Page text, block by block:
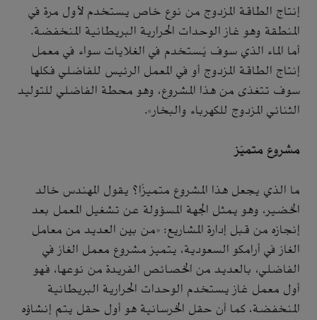
إنتاج الطاقة المزدوج من نوع خاص يستخدم لأول مرة في
المنطقة وهو غاز الوحدات الحرارية البريطانية المنخفضة.
أما الماء الذي سوف يُستخدم في الغلايات سواء في معمل
إنتاج الطاقة المزدوج أو في المعمل الرئيس للفاضلي فكلها
سوف تتغذى من هذا المشروع، وهو محطة الفاضلي للتوليد
الثنائي المزدوج للكهرباء والبخار».
مشروع متميّز
ما الذي يجعل هذا المشروع متميزًا؟ يقول المهندس خالد
الخضير، وهو يمثل الجهة المسؤولة عن تشغيل المعمل بعد
إنجازه من قبل إدارة المشاريع: «من بين العديد من معامل
الغاز في أرامكو السعودية، يتميز مشروع معمل الغاز في
الفاضلي، بالعديد من الخصائص الفريدة من نوعها، فهو
أول معمل غاز يستخدم الوحدات الحرارية البريطانية
المنخفضة، كما أن حقل الخرسانية هو أول حقل يتم إنشاؤه